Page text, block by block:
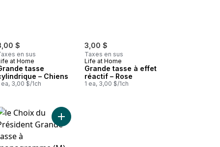
$
en sus
at Home
tasse
– Chiens
ea, 3,00 $/1ch
3,00 $
Taxes en sus
Life at Home
Grande tasse à effet
réactif – Rose
1 ea, 3,00 $/1ch
Menthe au panier
tasse cylindrique – Plantes au panier
Ajouter Grande tasse à monogramme (M) au